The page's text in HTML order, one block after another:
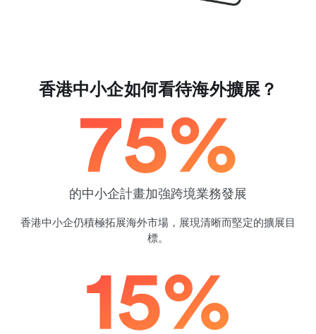
香港中小企如何看待海外擴展？
的中小企計畫加強跨境業務發展
香港中小企仍積極拓展海外市場，展現清晰而堅定的擴展目
標。